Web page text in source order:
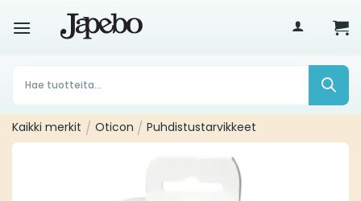
Products
search
Kaikki merkit / Oticon / Puhdistustarvikkeet